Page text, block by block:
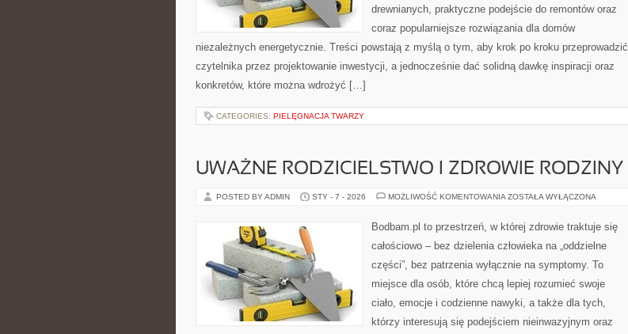
drewnianych, praktyczne podejście do remontów oraz
coraz popularniejsze rozwiązania dla domów
niezależnych energetycznie. Treści powstają z myślą o tym, aby krok po kroku przeprowadzić
czytelnika przez projektowanie inwestycji, a jednocześnie dać solidną dawkę inspiracji oraz
konkretów, które można wdrożyć […]
CATEGORIES: PIELĘGNACJA TWARZY
UWAŻNE RODZICIELSTWO I ZDROWIE RODZINY
POSTED BY ADMIN STY - 7 - 2026 MOŻLIWOŚĆ KOMENTOWANIA UWAŻNE
ZDROWIE
RODZINY
ZOSTAŁA WYŁĄCZONA
Bodbam.pl to przestrzeń, w której zdrowie traktuje się
całościowo – bez dzielenia człowieka na „oddzielne
części”, bez patrzenia wyłącznie na symptomy. To
miejsce dla osób, które chcą lepiej rozumieć swoje
ciało, emocje i codzienne nawyki, a także dla tych,
którzy interesują się podejściem nieinwazyjnym oraz